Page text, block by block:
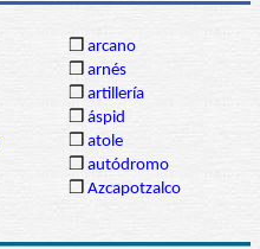
❒ arcano
❒ arnés
❒ artillería
❒ áspid
❒ atole
❒ autódromo
❒ Azcapotzalco